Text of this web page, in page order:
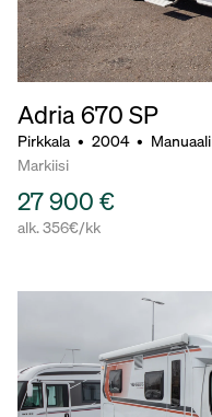
Adria 670 SP
Pirkkala • 2004 • Manuaali
Markiisi
27 900 €
alk. 356€/kk